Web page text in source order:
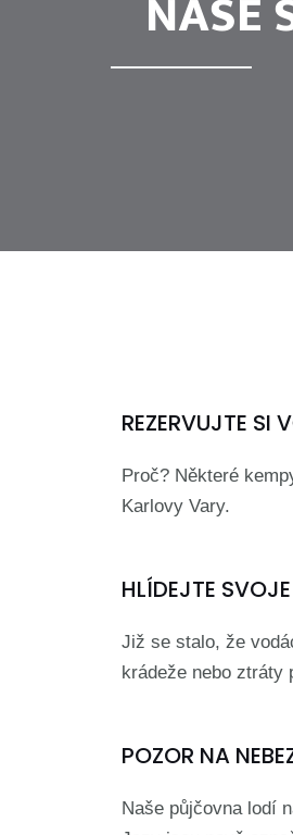
REZERVUJTE SI
Proč? Některé
Karlovy Vary.
HLÍDEJTE
Již se stalo, že
krádeže nebo
POZOR NA
Naše půjčovna lodí